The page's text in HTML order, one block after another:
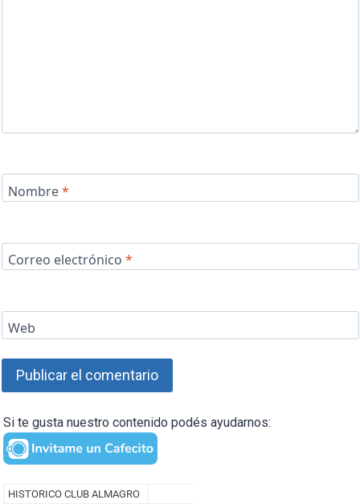
Nombre*
Correo electrónico *
Web
Si te gusta nuestro contenido podés ayudarnos: